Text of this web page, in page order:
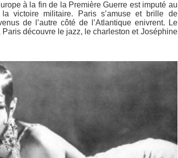
à la fin de la Première Guerre est imputé au
victoire militaire. Paris s’amuse et brille de
de l’autre côté de l’Atlantique enivrent. Le
découvre le jazz, le charleston et Joséphine